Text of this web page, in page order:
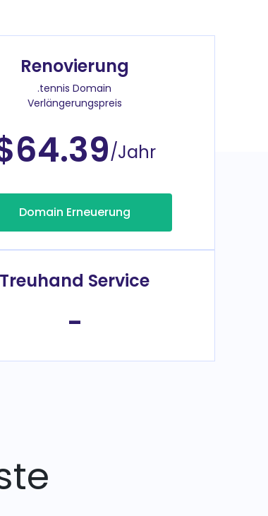
Renovierung
.tennis Domain
Verlängerungspreis
/Jahr
Domain Erneuerung
Treuhand Service
-